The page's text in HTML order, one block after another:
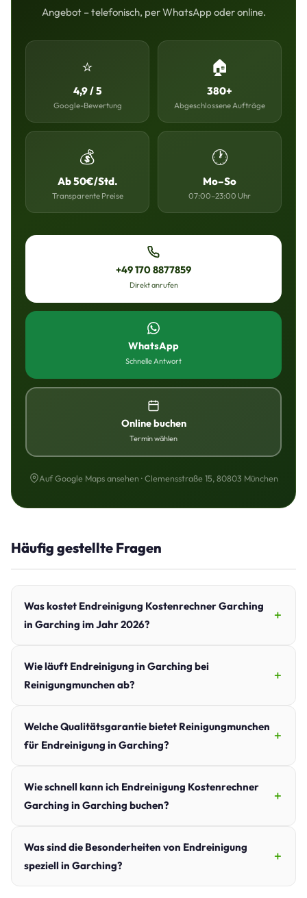
Angebot – telefonisch, per WhatsApp oder online.
⭐
4,9 / 5
Google-Bewertung
🏠
380+
Abgeschlossene Aufträge
💰
Ab 50€/Std.
Transparente Preise
🕐
Mo–So
07:00–23:00 Uhr
+49 170 8877859
Direkt anrufen
WhatsApp
Schnelle Antwort
Online buchen
Termin wählen
Auf Google Maps ansehen · Clemensstraße 15, 80803 München
Häufig gestellte Fragen
Was kostet Endreinigung Kostenrechner Garching
in Garching im Jahr 2026?
Wie läuft Endreinigung in Garching bei
Reinigungmunchen ab?
Welche Qualitätsgarantie bietet Reinigungmunchen
für Endreinigung in Garching?
Wie schnell kann ich Endreinigung Kostenrechner
Garching in Garching buchen?
Was sind die Besonderheiten von Endreinigung
speziell in Garching?